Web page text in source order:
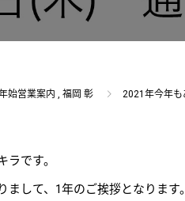
始営業案内 福岡 彰 2021年今年も
です。
して、1年のご挨拶となります。